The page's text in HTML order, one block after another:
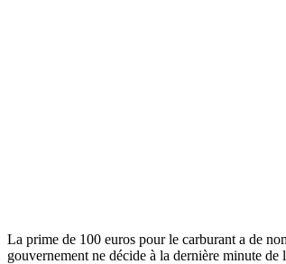
La prime de 100 euros pour le carburant a de
gouvernement ne décide à la dernière minute